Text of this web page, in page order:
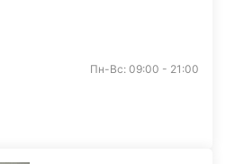
Пн-Вс: 09:00 - 21:00